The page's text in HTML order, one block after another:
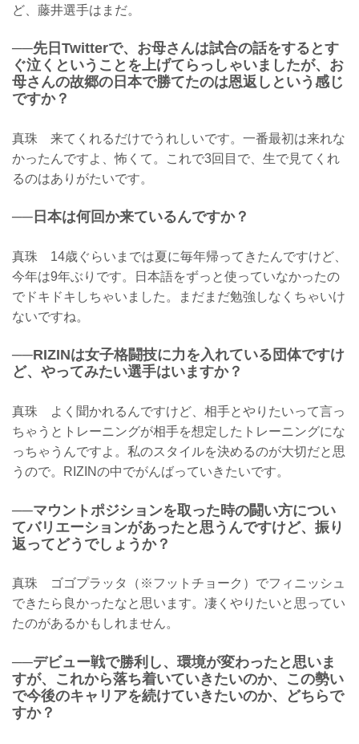
ど、藤井選手はまだ。
──先日Twitterで、お母さんは試合の話をするとす
ぐ泣くということを上げてらっしゃいましたが、お
母さんの故郷の日本で勝てたのは恩返しという感じ
ですか？
真珠 来てくれるだけでうれしいです。一番最初は来れな
かったんですよ、怖くて。これで3回目で、生で見てくれ
るのはありがたいです。
──日本は何回か来ているんですか？
真珠 14歳ぐらいまでは夏に毎年帰ってきたんですけど、
今年は9年ぶりです。日本語をずっと使っていなかったの
でドキドキしちゃいました。まだまだ勉強しなくちゃいけ
ないですね。
──RIZINは女子格闘技に力を入れている団体ですけ
ど、やってみたい選手はいますか？
真珠 よく聞かれるんですけど、相手とやりたいって言っ
ちゃうとトレーニングが相手を想定したトレーニングにな
っちゃうんですよ。私のスタイルを決めるのが大切だと思
うので。RIZINの中でがんばっていきたいです。
──マウントポジションを取った時の闘い方につい
てバリエーションがあったと思うんですけど、振り
返ってどうでしょうか？
真珠 ゴゴプラッタ（※フットチョーク）でフィニッシュ
できたら良かったなと思います。凄くやりたいと思ってい
たのがあるかもしれません。
──デビュー戦で勝利し、環境が変わったと思いま
すが、これから落ち着いていきたいのか、この勢い
で今後のキャリアを続けていきたいのか、どちらで
すか？